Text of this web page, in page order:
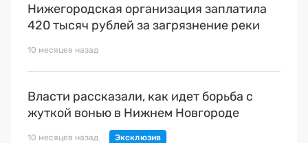
Нижегородская организация заплатила
420 тысяч рублей за загрязнение реки
10 месяцев назад
Власти рассказали, как идет борьба с
жуткой вонью в Нижнем Новгороде
10 месяцев назад